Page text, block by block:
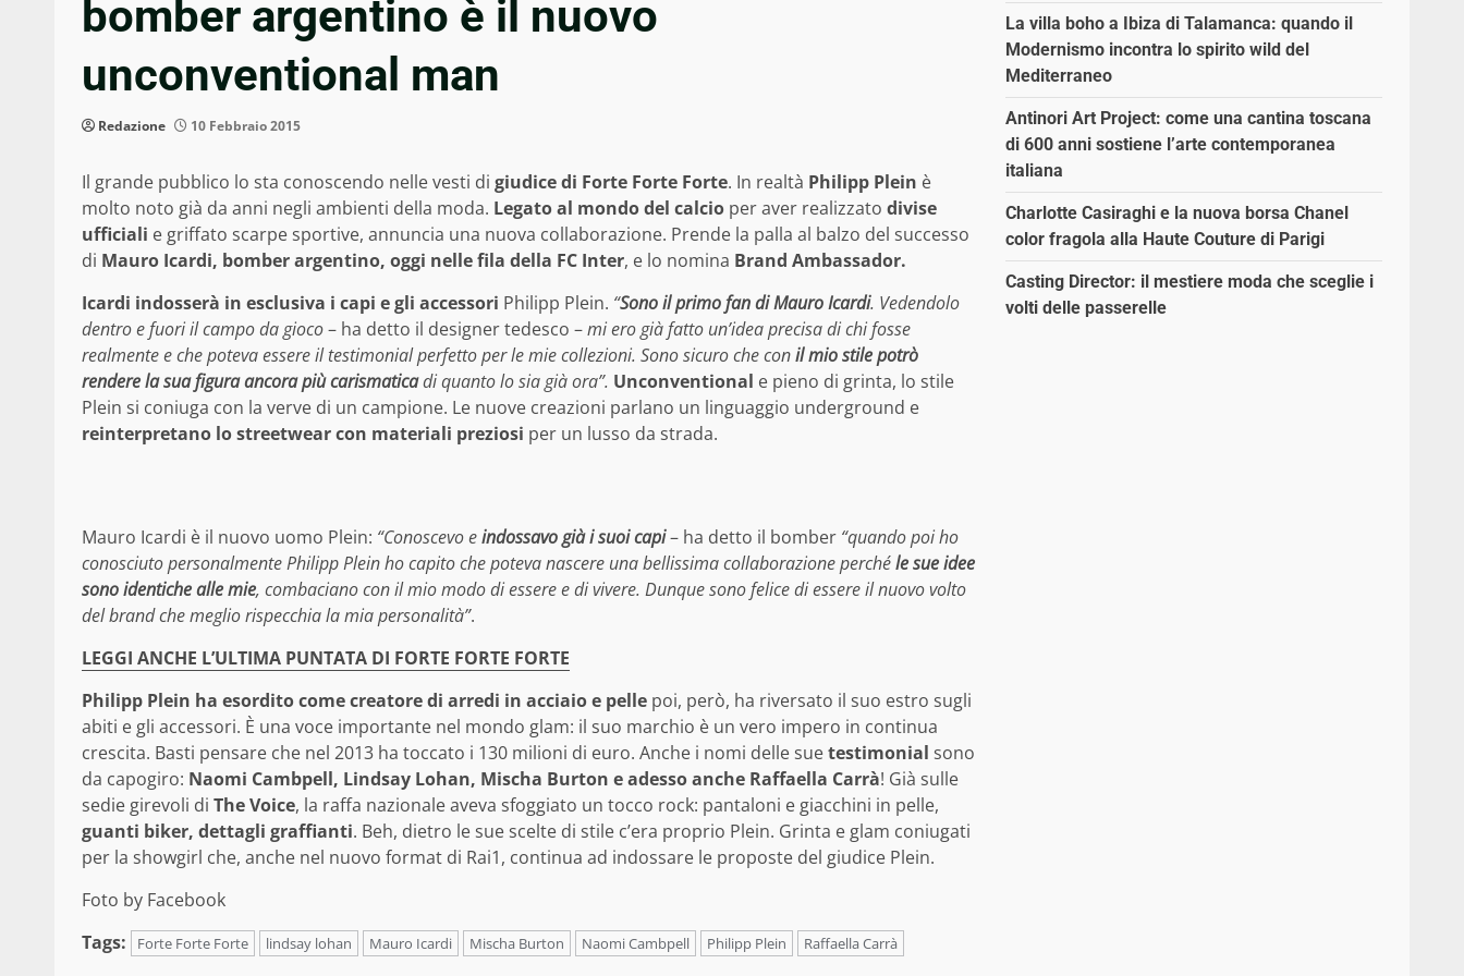
bomber argentino è il nuovo
unconventional man
Redazione 10 Febbraio 2015
Il grande pubblico lo sta conoscendo nelle vesti di giudice di Forte Forte Forte. In realtà Philipp Plein è
molto noto già da anni negli ambienti della moda. Legato al mondo del calcio per aver realizzato divise
ufficiali e griffato scarpe sportive, annuncia una nuova collaborazione. Prende la palla al balzo del successo
di Mauro Icardi, bomber argentino, oggi nelle fila della FC Inter, e lo nomina Brand Ambassador.
Icardi indosserà in esclusiva i capi e gli accessori Philipp Plein. “Sono il primo fan di Mauro Icardi. Vedendolo
dentro e fuori il campo da gioco– ha detto il designer tedesco –mi ero già fatto un’idea precisa di chi fosse
realmente e che poteva essere il testimonial perfetto per le mie collezioni. Sono sicuro che conil mio stile potrò
rendere la sua figura ancora più carismaticadi quanto lo sia già ora”. Unconventional e pieno di grinta, lo stile
Plein si coniuga con la verve di un campione. Le nuove creazioni parlano un linguaggio underground e
reinterpretano lo streetwear con materiali preziosi per un lusso da strada.
Mauro Icardi è il nuovo uomo Plein: “Conoscevo eindossavo già i suoi capi– ha detto il bomber “quando poi ho
conosciuto personalmente Philipp Plein ho capito che poteva nascere una bellissima collaborazione perchéle sue idee
sono identiche alle mie, combaciano con il mio modo di essere e di vivere. Dunque sono felice di essere il nuovo volto
del brand che meglio rispecchia la mia personalità”.
LEGGI ANCHE L’ULTIMA PUNTATA DI FORTE FORTE FORTE
Philipp Plein ha esordito come creatore di arredi in acciaio e pelle poi, però, ha riversato il suo estro sugli
abiti e gli accessori. È una voce importante nel mondo glam: il suo marchio è un vero impero in continua
crescita. Basti pensare che nel 2013 ha toccato i 130 milioni di euro. Anche i nomi delle suetestimonial sono
da capogiro: Naomi Cambpell, Lindsay Lohan, Mischa Burton e adesso anche Raffaella Carrà! Già sulle
sedie girevoli di The Voice, la raffa nazionale aveva sfoggiato un tocco rock: pantaloni e giacchini in pelle,
guanti biker, dettagli graffianti. Beh, dietro le sue scelte di stile c’era proprio Plein. Grinta e glam coniugati
per la showgirl che, anche nel nuovo format di Rai1, continua ad indossare le proposte del giudice Plein.
Foto by Facebook
Tags:
Forte Forte Forte lindsay lohan Mauro Icardi Mischa Burton Naomi Cambpell Philipp Plein Raffaella Carrà
La villa boho a Ibiza di Talamanca: quando il
Modernismo incontra lo spirito wild del
Mediterraneo
Antinori Art Project: come una cantina toscana
di 600 anni sostiene l’arte contemporanea
italiana
Charlotte Casiraghi e la nuova borsa Chanel
color fragola alla Haute Couture di Parigi
Casting Director: il mestiere moda che sceglie i
volti delle passerelle